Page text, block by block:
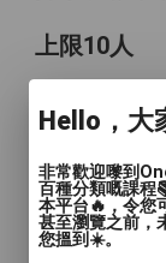
上限10人
初班課程適
1. 想透過
2. 自學紫
友
3. 有習八字
Hello，大
非常歡迎嚟到
百種分類嘅課程
本平台🔥，令您
甚至瀏覽之前，
您搵到☀️。